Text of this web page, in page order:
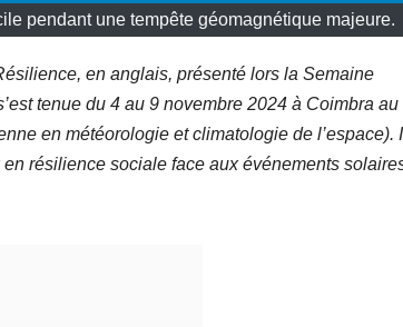
pendant une tempête géomagnétique majeure.
en anglais, présenté lors la Semaine
tenue du 4 au 9 novembre 2024 à Coimbra au
en météorologie et climatologie de l’espace).
résilience sociale face aux événements